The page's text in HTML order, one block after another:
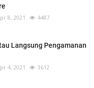
8, 2021 4487
Langsung Pengamanan
4, 2021 3612